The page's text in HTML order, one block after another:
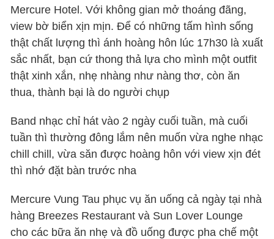
Mercure Hotel. Với không gian mở thoáng đãng,
view bờ biển xịn mịn. Để có những tấm hình sống
thật chất lượng thì ánh hoàng hôn lúc 17h30 là xuất
sắc nhất, bạn cứ thong thả lựa cho mình một outfit
thật xinh xắn, nhẹ nhàng như nàng thơ, còn ăn
thua, thành bại là do người chụp
Band nhạc chỉ hát vào 2 ngày cuối tuần, mà cuối
tuần thì thường đông lắm nên muốn vừa nghe nhạc
chill chill, vừa săn được hoàng hôn với view xịn đét
thì nhớ đặt bàn trước nha
Mercure Vung Tau phục vụ ăn uống cả ngày tại nhà
hàng Breezes Restaurant và Sun Lover Lounge
cho các bữa ăn nhẹ và đồ uống được pha chế một